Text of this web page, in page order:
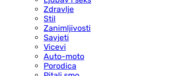
Zdravlje
Stil
Zanimljivosti
Savjeti
Vicevi
Auto-moto
Porodica